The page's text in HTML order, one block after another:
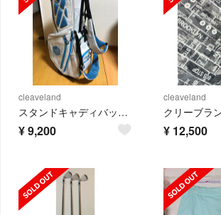
cleaveland
スタンドキャディバック クリーブランド
¥9,200
cleaveland
¥ 12,500